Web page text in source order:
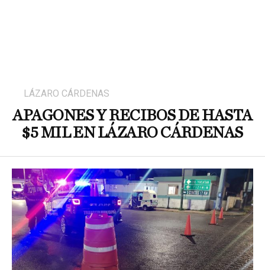
LÁZARO CÁRDENAS
APAGONES Y RECIBOS DE HASTA
$5 MIL EN LÁZARO CÁRDENAS